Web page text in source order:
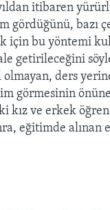
itibaren
gördüğünü, bazı
için bu yöntemi
getirileceğini
olmayan, ders
görmesinin
kız ve erkek
eğitimde alınan